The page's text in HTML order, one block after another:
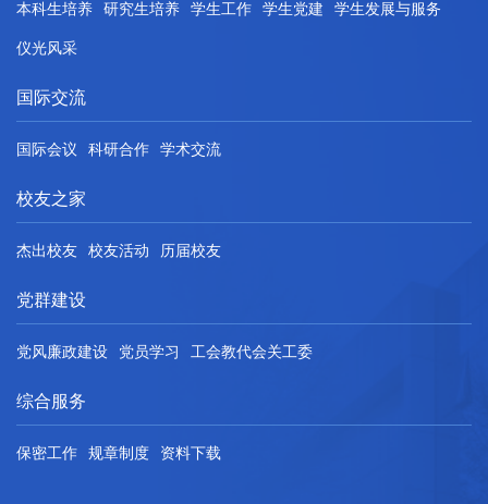
本科生培养 研究生培养 学生工作 学生党建 学生发展与服务
仪光风采
国际交流
国际会议 科研合作 学术交流
校友之家
杰出校友 校友活动 历届校友
党群建设
党风廉政建设 党员学习 工会教代会关工委
综合服务
保密工作 规章制度 资料下载